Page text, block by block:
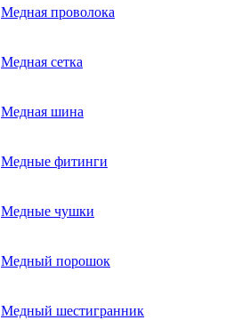
Медная проволока
Медная сетка
Медная шина
Медные фитинги
Медные чушки
Медный порошок
Медный шестигранник